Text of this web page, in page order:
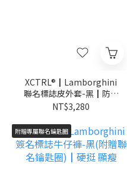
XCTRL®┃Lamborghini
聯名標誌皮外套-黑┃防潑
水 鋼印
NT$3,280
附贈專屬聯名鑰匙圈